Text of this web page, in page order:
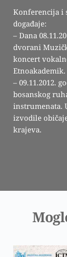
Konferencija i
događaje:
– Dana
dvorani
koncert
Etnoakademik.
– 09.11.2012.
bosanskog
instrumenata.
izvodile
krajeva.